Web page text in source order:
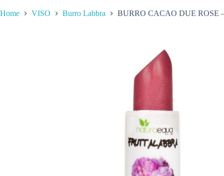
Home VISO Burro Labbra BURRO CACAO DUE ROSE